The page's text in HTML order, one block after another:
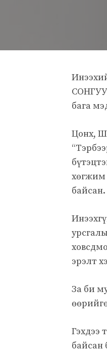
бага
Цонх,
хөгжим
байсан.
эрэлт
За би
Гэхдээ
байсан